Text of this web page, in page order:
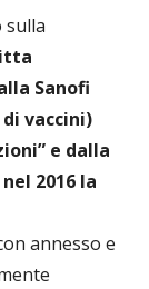
sulla
Sanofi
vaccini)
e dalla
2016 la
annesso e